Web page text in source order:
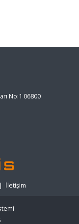
No:1 06800
| İletişim